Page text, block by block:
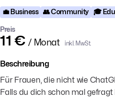
💼 Business 👥 Community 🎓
Preis
11 € / Monat inkl. MwSt.
Beschreibung
Für Frauen, die nicht wie
Falls du dich schon mal